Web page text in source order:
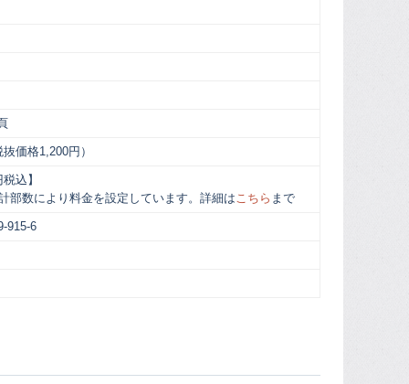
価格1,200円）
込】
部数により料金を設定しています。詳細はこちら まで
915-6